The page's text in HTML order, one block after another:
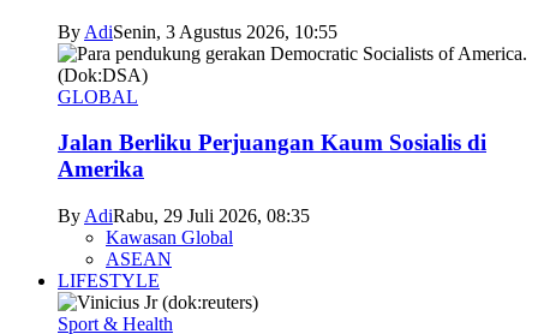
By AdiSenin, 3 Agustus 2026, 10:55
GLOBAL
Jalan Berliku Perjuangan Kaum Sosialis di
Amerika
By AdiRabu, 29 Juli 2026, 08:35
Kawasan Global
ASEAN
LIFESTYLE
Sport & Health